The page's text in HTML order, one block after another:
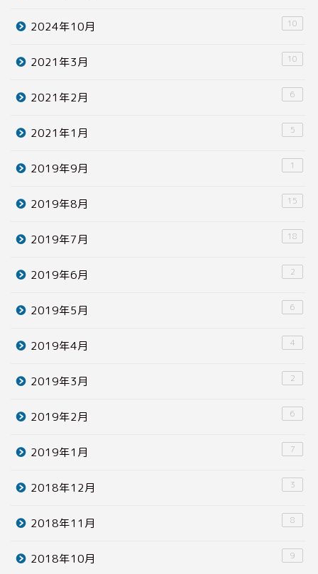
2024年10月 10
2021年3月 10
2021年2月 6
2021年1月 5
2019年9月 1
2019年8月 15
2019年7月 18
2019年6月 2
2019年5月 6
2019年4月 4
2019年3月 2
2019年2月 6
2019年1月 7
2018年12月 3
2018年11月 8
2018年10月 9